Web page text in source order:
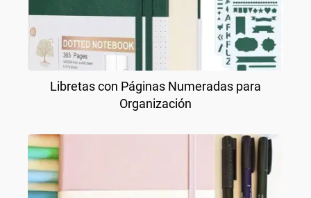
Libretas con Páginas Numeradas para
Organización